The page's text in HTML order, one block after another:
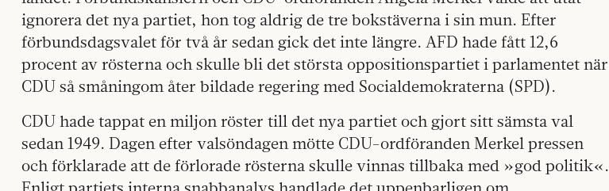
ignorera det nya partiet, hon tog aldrig de tre bokstäverna i sin mun. Efter
förbundsdagsvalet för två år sedan gick det inte längre. AFD hade fått 12,6
procent av rösterna och skulle bli det största oppositionspartiet i parlamentet när
CDU så småningom åter bildade regering med Socialdemokraterna (SPD).
CDU hade tappat en miljon röster till det nya partiet och gjort sitt sämsta val
sedan 1949. Dagen efter valsöndagen mötte CDU-ordföranden Merkel pressen
och förklarade att de förlorade rösterna skulle vinnas tillbaka med »god politik«.